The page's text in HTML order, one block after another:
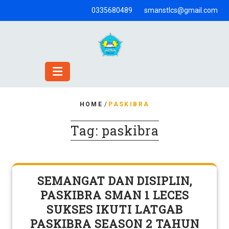
0335680489 smanstlcs@gmail.com
HOME / PASKIBRA
Tag: paskibra
SEMANGAT DAN DISIPLIN,
PASKIBRA SMAN 1 LECES
SUKSES IKUTI LATGAB
PASKIBRA SEASON 2 TAHUN